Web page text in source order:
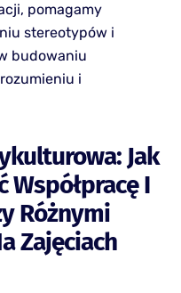
pomagamy
stereotypów i
budowaniu
i
Jak
Współpracę I
Różnymi
Zajęciach